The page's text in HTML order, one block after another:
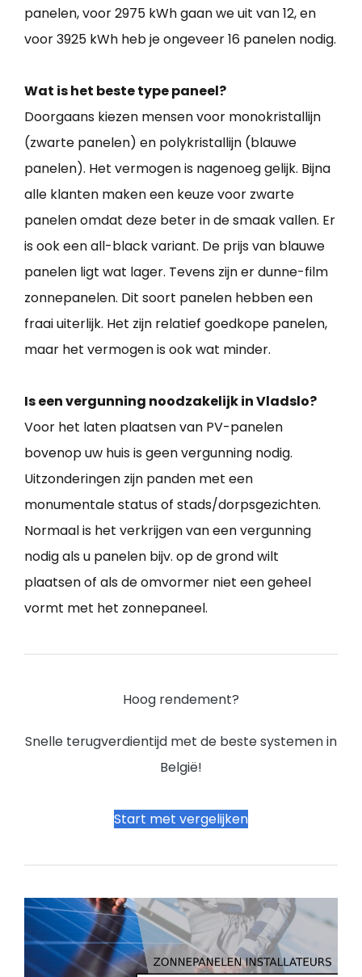
panelen, voor 2975 kWh gaan we uit van 12, en
voor 3925 kWh heb je ongeveer 16 panelen nodig.
Wat is het beste type paneel?
Doorgaans kiezen mensen voor monokristallijn
(zwarte panelen) en polykristallijn (blauwe
panelen). Het vermogen is nagenoeg gelijk. Bijna
alle klanten maken een keuze voor zwarte
panelen omdat deze beter in de smaak vallen. Er
is ook een all-black variant. De prijs van blauwe
panelen ligt wat lager. Tevens zijn er dunne-film
zonnepanelen. Dit soort panelen hebben een
fraai uiterlijk. Het zijn relatief goedkope panelen,
maar het vermogen is ook wat minder.
Is een vergunning noodzakelijk in Vladslo?
Voor het laten plaatsen van PV-panelen
bovenop uw huis is geen vergunning nodig.
Uitzonderingen zijn panden met een
monumentale status of stads/dorpsgezichten.
Normaal is het verkrijgen van een vergunning
nodig als u panelen bijv. op de grond wilt
plaatsen of als de omvormer niet een geheel
vormt met het zonnepaneel.
Hoog rendement?
Snelle terugverdientijd met de beste systemen in
België!
Start met vergelijken